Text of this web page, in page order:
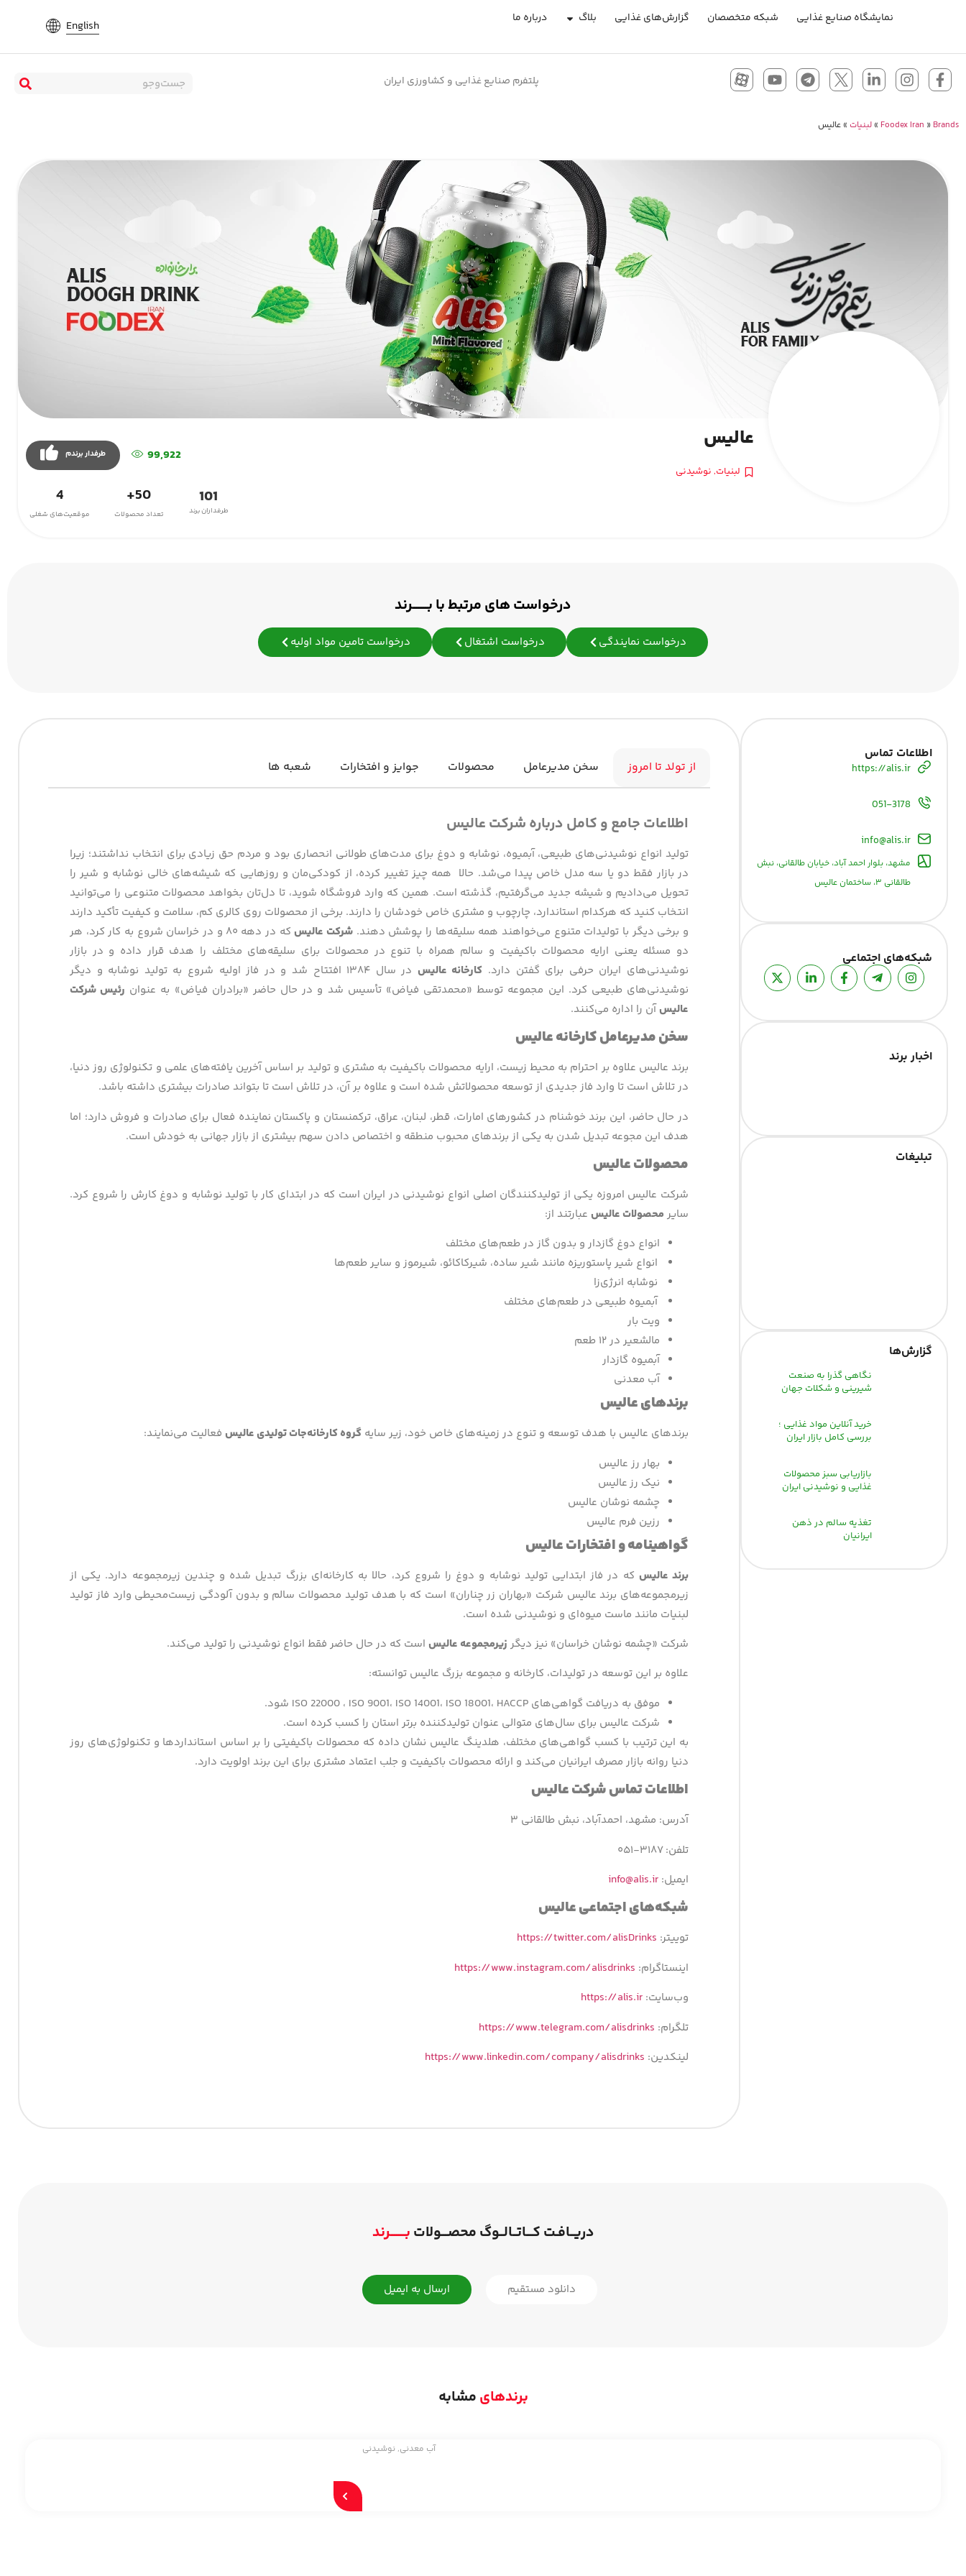
نمایشگاه صنایع غذایی شبکه متخصصان گزارش‌های غذایی بلاگ درباره ما English
پلتفرم صنایع غذایی و کشاورزی ایران
Foodex Iran » Brands
» لبنیات » عالیس
عالیس
لبنیات, نوشیدنی
طرفدار برندم 99,922
101
طرفداران برند
50+
تعداد محصولات
4
موقعیت‌های شغلی
درخواست های مرتبط با بـــــــرند
درخواست نمایندگی درخواست اشتغال درخواست تامین مواد اولیه
اطلاعات تماس
https://alis.ir
051-3178
info@alis.ir
مشهد، بلوار احمد آباد، خیابان طالقانی، نبش
طالقانی ۳، ساختمان عالیس
شبکه‌های اجتماعی
اخبار برند
تبلیغات
گزارش‌‌ها
نگاهی گذرا به صنعت
شیرینی و شکلات جهان
خرید آنلاین مواد غذایی ؛
بررسی کامل بازار ایران
بازاریابی سبز محصولات
غذایی و نوشیدنی ایران
تغذیه سالم در ذهن
ایرانیان
از تولد تا امروز سخن مدیرعامل محصولات جوایز و افتخارات شعبه ها
اطلاعات جامع و کامل درباره شرکت عالیس
تولید انواع نوشیدنی‌های طبیعی، آبمیوه، نوشابه و دوغ برای مدت‌های طولانی انحصاری بود و مردم حق زیادی برای انتخاب نداشتند؛ زیرا
در بازار فقط دو یا سه مدل خاص پیدا می‌شد. حالا همه چیز تغییر کرده، از کودکی‌مان و روزهایی که شیشه‌های خالی نوشابه و شیر را
تحویل می‌دادیم و شیشه جدید می‌گرفتیم، گذشته است. همین که وارد فروشگاه شوید، تا دل‌تان بخواهد محصولات متنوعی را می‌توانید
انتخاب کنید که هرکدام استاندارد، چارچوب و مشتری خاص خودشان را دارند. برخی از محصولات روی کالری کم، سلامت و کیفیت تأکید دارند
و برخی دیگر با تولیدات متنوع می‌خواهند همه سلیقه‌ها را پوشش دهند.شرکت عالیس
که در دهه ۸۰ و در خراسان شروع به کار کرد، هر
دو مسئله یعنی ارایه محصولات باکیفیت و سالم همراه با تنوع در محصولات برای سلیقه‌های مختلف را هدف قرار داده و در بازار
نوشیدنی‌های ایران حرفی برای گفتن دارد. کارخانه عالیس
در سال ۱۳۸۴ افتتاح شد و در فاز اولیه شروع به تولید نوشابه و دیگر
نوشیدنی‌های طبیعی کرد. این مجموعه توسط «محمدتقی فیاض» تأسیس شد و در حال حاضر «برادران فیاض» به عنوان رئیس شرکت
عالیسآن را اداره می‌کنند.
سخن مدیرعامل کارخانه عالیس
برند عالیس علاوه بر احترام به محیط‌ زیست، ارایه محصولات باکیفیت به مشتری و تولید بر اساس آخرین یافته‌های علمی و تکنولوژی روز دنیا،
در تلاش است تا وارد فاز جدیدی از توسعه محصولاتش شده است و علاوه بر آن، در تلاش است تا بتواند صادرات بیشتری داشته باشد.
در حال حاضر، این برند خوشنام در کشورهای امارات، قطر، لبنان، عراق، ترکمنستان و پاکستان نماینده فعال برای صادرات و فروش دارد؛ اما
هدف این مجوعه تبدیل شدن به یکی از برندهای محبوب منطقه و اختصاص دادن سهم بیشتری از بازار جهانی به خودش است.
محصولات عالیس
شرکت عالیس امروزه یکی از تولیدکنندگان اصلی انواع نوشیدنی در ایران است که در ابتدای کار با تولید نوشابه و دوغ کارش را شروع کرد.
سایر محصولات عالیس عبارتند از:
انواع دوغ گازدار و بدون گاز در طعم‌‎های مختلف
انواع شیر پاستوریزه مانند شیر ساده، شیرکاکائو، شیرموز و سایر طعم‌ها
نوشابه انرژی‌زا
آبمیوه طبیعی در طعم‌های مختلف
ویت بار
مالشعیر در ۱۲ طعم
آبمیوه گازدار
آب معدنی
برندهای عالیس
برندهای عالیس با هدف توسعه و تنوع در زمینه‌های خاص خود، زیر سایه گروه کارخانه‌جات تولیدی عالیس فعالیت می‌نمایند:
بهار رز عالیس
نیک رز عالیس
چشمه نوشان عالیس
رزین فرم عالیس
گواهینامه و افتخارات عالیس
برند عالیس که در فاز ابتدایی تولید نوشابه و دوغ را شروع کرد، حالا به کارخانه‌ای بزرگ تبدیل شده و چندین زیرمجموعه دارد. یکی از
زیرمجموعه‌های برند عالیس شرکت «بهاران زر چناران» است که با هدف تولید محصولات سالم و بدون آلودگی زیست‌محیطی وارد فاز تولید
لبنیات مانند ماست میوه‌ای و نوشیدنی شده است.
شرکت «چشمه نوشان خراسان» نیز دیگر زیرمجموعه عالیس است که در حال حاضر فقط انواع نوشیدنی را تولید می‌کند.
علاوه بر این توسعه در تولیدات، کارخانه و مجموعه بزرگ عالیس توانسته:
موفق به دریافت گواهی‌های ISO 22000 ، ISO 9001، ISO 14001، ISO 18001، HACCP شود.
شرکت عالیس برای سال‌های متوالی عنوان تولید‌کننده برتر استان را کسب کرده است.
به این ترتیب با کسب گواهی‌های مختلف، هلدینگ عالیس نشان داده که محصولات باکیفیتی را بر اساس استانداردها و تکنولوژی‌های روز
دنیا روانه بازار مصرف ایرانیان می‌کند و ارائه محصولات باکیفیت و جلب اعتماد مشتری برای این برند اولویت دارد.
اطلاعات تماس شرکت عالیس
آدرس: مشهد، احمدآباد، نبش طالقانی ۳
تلفن: ۳۱۸۷-۰۵۱
ایمیل: info@alis.ir
شبکه­‌های اجتماعی عالیس
توییتر: https://twitter.com/alisDrinks
اینستاگرام: https://www.instagram.com/alisdrinks
وب‌سایت: https://alis.ir
تلگرام: https://www.telegram.com/alisdrinks
لینکدین: https://www.linkedin.com/company/alisdrinks
دریــافـت کـــاتــالــوگ محصـــولاتبـــــــرند
دانلود مستقیم ارسال به ایمیل
برندهایمشابه
آب معدنی, نوشیدنی